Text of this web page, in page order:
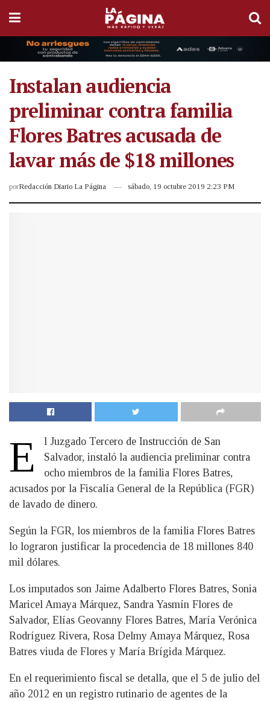
Instalan audiencia
preliminar contra familia
Flores Batres acusada de
lavar más de $18 millones
porRedacción Diario La Página sábado, 19 octubre 2019 2:23 PM
E
l Juzgado Tercero de Instrucción de San
Salvador, instaló la audiencia preliminar contra
ocho miembros de la familia Flores Batres,
acusados por la Fiscalía General de la República (FGR)
de lavado de dinero.
Según la FGR, los miembros de la familia Flores Batres
lo lograron justificar la procedencia de 18 millones 840
mil dólares.
Los imputados son Jaime Adalberto Flores Batres, Sonia
Maricel Amaya Márquez, Sandra Yasmín Flores de
Salvador, Elías Geovanny Flores Batres, María Verónica
Rodríguez Rivera, Rosa Delmy Amaya Márquez, Rosa
Batres viuda de Flores y María Brígida Márquez.
En el requerimiento fiscal se detalla, que el 5 de julio del
año 2012 en un registro rutinario de agentes de la